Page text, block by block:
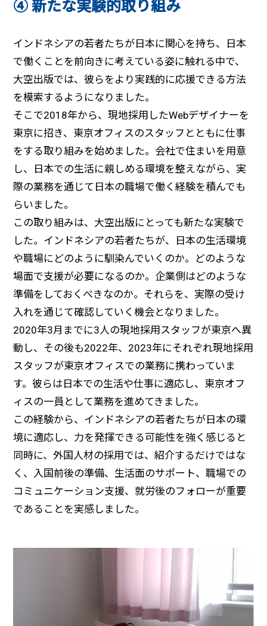
④ 新たな実験的取り組み
インドネシアの若者たちが日本に関心を持ち、日本
で働くことを前向きに考えている姿に触れる中で、
大空出版では、彼らをより実践的に応援できる方法
を模索するようになりました。
そこで2018年から、現地採用したWebデザイナーを
東京に招き、東京オフィスのスタッフとともに仕事
をする取り組みを始めました。会社で住まいを用意
し、日本での生活に親しめる環境を整えながら、実
際の業務を通じて日本の職場で働く経験を積んでも
らいました。
この取り組みは、大空出版にとっても新たな実験で
した。インドネシアの若者たちが、日本の生活環境
や職場にどのように馴染んでいくのか。どのような
場面で支援が必要になるのか。企業側はどのような
準備をしておくべきなのか。それらを、実際の受け
入れを通じて確認していく機会となりました。
2020年3月までに3人の現地採用スタッフが東京へ異
動し、その後も2022年、2023年にそれぞれ現地採用
スタッフが東京オフィスでの業務に携わっていま
す。彼らは日本での生活や仕事に適応し、東京オフ
ィスの一員として業務を進めてきました。
この経験から、インドネシアの若者たちが日本の環
境に適応し、力を発揮できる可能性を強く感じると
同時に、外国人材の採用では、紹介するだけではな
く、入国前後の準備、生活面のサポート、職場での
コミュニケーション支援、就労後のフォローが重要
であることを実感しました。